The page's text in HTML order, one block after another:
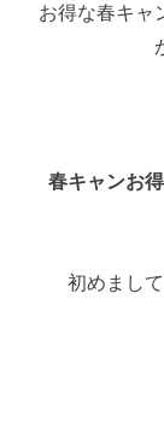
お得な春キャ
春キャンお
初めまし